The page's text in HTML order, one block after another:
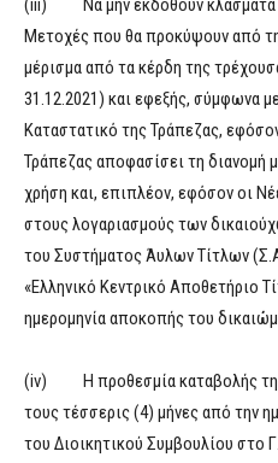
(iii) Να μην εκδοθούν κλάσματα
Μετοχές που θα προκύψουν από
μέρισμα από τα κέρδη της
31.12.2021) και εφεξής, σύμφωνα
Καταστατικό της Τράπεζας,
Τράπεζας αποφασίσει τη διανομή
χρήση και, επιπλέον, εφόσον οι
στους λογαριασμούς των
του Συστήματος Άυλων Τίτλων
«Ελληνικό Κεντρικό Αποθετήριο
ημερομηνία αποκοπής του
(iv) Η προθεσμία καταβολής της
τους τέσσερις (4) μήνες από την
του Διοικητικού Συμβουλίου